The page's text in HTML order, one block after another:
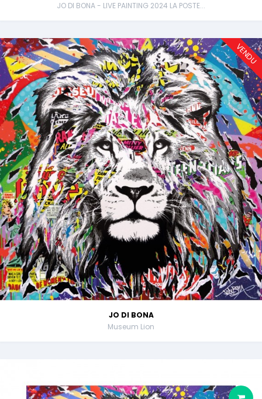
JO DI BONA - LIVE PAINTING 2024 LA POSTE...
VENDU
JO DI BONA
Museum Lion